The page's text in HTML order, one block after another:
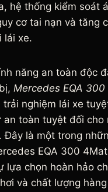
hệ thống kiểm soát
cơ tai nạn và tăng
lái xe.
năng an toàn độc
Mercedes EQA
trải nghiệm lái xe
an toàn tuyệt đối cho
Đây là một trong
EQA 300
lựa chọn hoàn hảo
và chất lượng